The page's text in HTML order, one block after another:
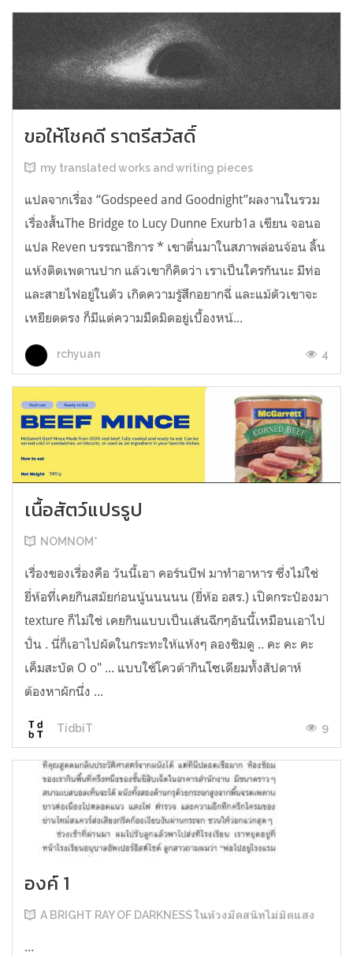
ขอให้โชคดี ราตรีสวัสดิ์
my translated works and writing pieces
แปลจากเรื่อง “Godspeed and Goodnight”ผลงานในรวม
เรื่องสั้นThe Bridge to Lucy Dunne Exurb1a เขียน จอนอ
แปล Reven บรรณาธิการ * เขาตื่นมาในสภาพล่อนจ้อน ลิ้น
แห้งติดเพดานปาก แล้วเขาก็คิดว่า เราเป็นใครกันนะ มีท่อ
และสายไฟอยู่ในตัว เกิดความรู้สึกอยากฉี่ และแม้ตัวเขาจะ
เหยียดตรง ก็มีแต่ความมืดมิดอยู่เบื้องหน้...
rchyuan 4
เนื้อสัตว์แปรรูป
NOMNOM*
เรื่องของเรื่องคือ วันนี้เอา คอร์นบีฟ มาทำอาหาร ซึ่งไม่ใช่
ยี่ห้อที่เคยกินสมัยก่อนนู้นนนนน (ยี่ห้อ อสร.) เปิดกระป๋องมา
texture ก็ไม่ใช่ เคยกินแบบเป็นเส้นฉีกๆอันนี้เหมือนเอาไป
ปั่น . นี่ก็เอาไปผัดในกระทะให้แห้งๆ ลองชิมดู .. คะ คะ คะ
เค็มสะบัด O o" ... แบบใช้โควต้ากินโซเดียมทั้งสัปดาห์
ต้องหาผักนึ่ง ...
TidbiT 9
องค์ 1
A BRIGHT RAY OF DARKNESS ในห้วงมืดสนิทไม่มิดแสง
...